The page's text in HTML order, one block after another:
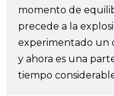
En profundidad
Más
momento de
precede a la
experimentado un
y ahora es una
tiempo